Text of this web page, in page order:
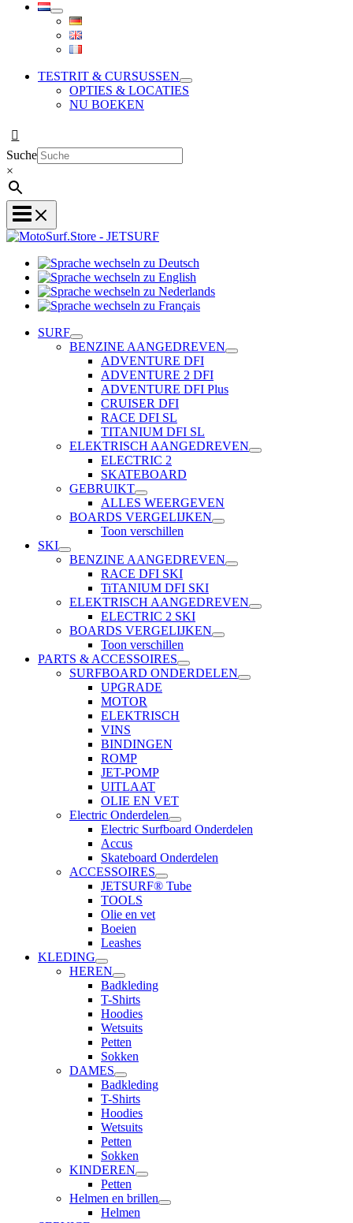
TESTRIT & CURSUSSEN
OPTIES & LOCATIES
NU BOEKEN
Suche
×
zu
Deutsch
wechseln
zu
Sprache
Sprache
Français
SURF
BENZINE AANGEDREVEN
ADVENTURE DFI
ADVENTURE 2 DFI
ADVENTURE DFI Plus
CRUISER DFI
RACE DFI SL
TITANIUM DFI SL
ELEKTRISCH AANGEDREVEN
ELECTRIC 2
SKATEBOARD
GEBRUIKT
ALLES WEERGEVEN
BOARDS VERGELIJKEN
Toon verschillen
SKI
BENZINE AANGEDREVEN
RACE DFI SKI
TiTANIUM DFI SKI
ELEKTRISCH AANGEDREVEN
ELECTRIC 2 SKI
BOARDS VERGELIJKEN
Toon verschillen
PARTS & ACCESSOIRES
SURFBOARD ONDERDELEN
UPGRADE
MOTOR
ELEKTRISCH
VINS
BINDINGEN
ROMP
JET-POMP
UITLAAT
OLIE EN VET
Electric Onderdelen
Electric Surfboard Onderdelen
Accus
Skateboard Onderdelen
ACCESSOIRES
JETSURF® Tube
TOOLS
Olie en vet
Boeien
Leashes
KLEDING
HEREN
Badkleding
T-Shirts
Hoodies
Wetsuits
Petten
Sokken
DAMES
Badkleding
T-Shirts
Hoodies
Wetsuits
Petten
Sokken
KINDEREN
Petten
Helmen en brillen
Helmen